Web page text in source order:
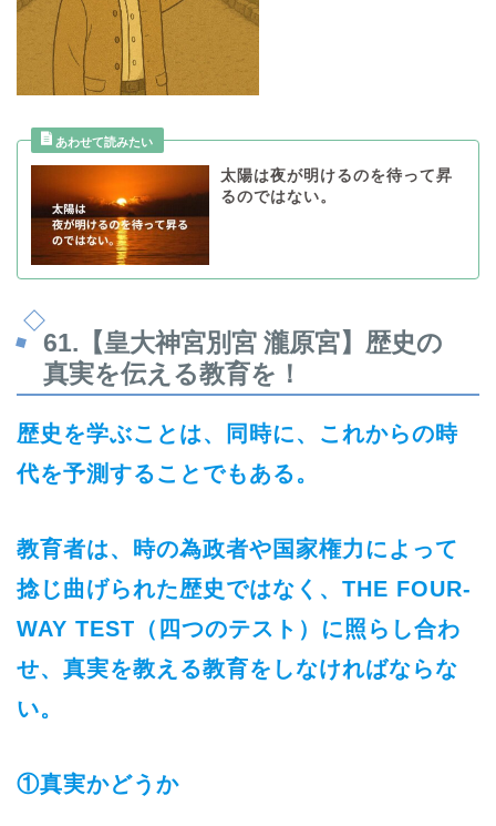
太陽は夜が明けるのを待って昇
るのではない。
61. 【皇大神宮別宮 瀧原宮】歴史の
真実を伝える教育を！
歴史を学ぶことは、同時に、これからの時
代を予測することでもある。
教育者は、時の為政者や国家権力によって
捻じ曲げられた歴史ではなく、THE FOUR-
WAY TEST（四つのテスト）に照らし合わ
せ、真実を教える教育をしなければならな
い。
①真実かどうか